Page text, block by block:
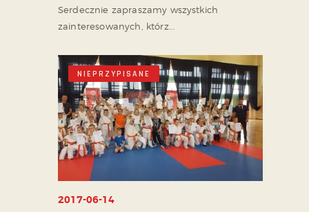
Serdecznie zapraszamy wszystkich
zainteresowanych, którz...
NIEPRZYPISANE
2017-06-14